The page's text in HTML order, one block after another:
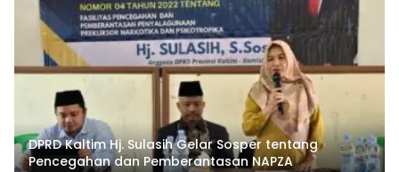
DPRD Kaltim Hj. Sulasih Gelar Sosper tentang
Pencegahan dan Pemberantasan NAPZA